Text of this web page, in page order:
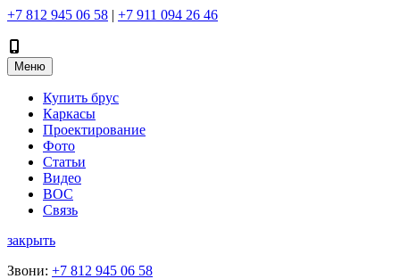
+7 812 945 06 58 | +7 911 094 26 46
Меню
Купить брус
Каркасы
Проектирование
Фото
Статьи
Видео
ВОС
Связь
закрыть
Звони: +7 812 945 06 58